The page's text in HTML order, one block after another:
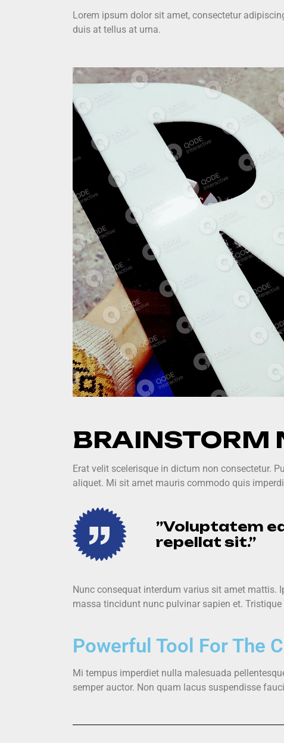
Lorem ipsum dolor sit amet, consectetur
duis at tellus at urna.
BRAINSTORM
Erat velit scelerisque in dictum non consectetur.
aliquet. Mi sit amet mauris commodo quis
”Voluptatem
repellat sit.”
Nunc consequat interdum varius sit amet mattis.
massa tincidunt nunc pulvinar sapien et.
Powerful Tool For The
Mi tempus imperdiet nulla malesuada
semper auctor. Non quam lacus suspendisse